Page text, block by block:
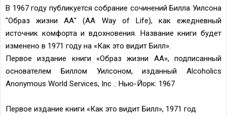
В 1967 году публикуется собрание сочинений Билла Уилсона
"Образ жизни АА" (AA Way of Life), как ежедневный
источник комфорта и вдохновения. Название книги будет
изменено в 1971 году на «Как это видит Билл».
Первое издание книги «Образ жизни АА», подписанный
основателем Биллом Уилсоном, изданный Alcoholics
Anonymous World Services, Inc .: Нью-Йорк: 1967
Первое издание книги «Как это видит Билл», 1971 год